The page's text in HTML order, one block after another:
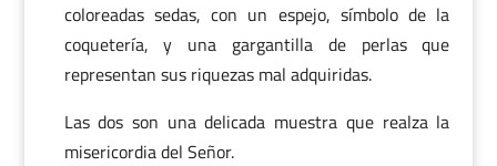
coloreadas sedas, con un espejo, símbolo de la
coquetería, y una gargantilla de perlas que
representan sus riquezas mal adquiridas.
Las dos son una delicada muestra que realza la
misericordia del Señor.